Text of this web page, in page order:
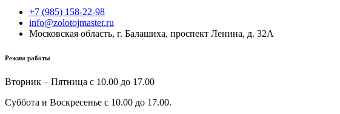
+7 (985) 158-22-98
info@zolotojmaster.ru
Московская область, г. Балашиха, проспект Ленина, д. 32А
Режим работы
Вторник – Пятница с 10.00 до 17.00
Суббота и Воскресенье с 10.00 до 17.00.